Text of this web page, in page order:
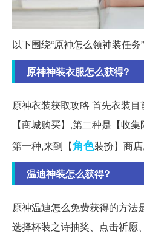
以下围绕“原神怎么领神装任
原神神装衣服怎么获得?
原神衣装获取攻略 首先衣装
【商城购买】,第二种是【收
第一种,来到【角色装扮】商店
温迪神装怎么获得?
原神温迪怎么免费获得的方法
选择杯装之诗抽奖、点击祈愿